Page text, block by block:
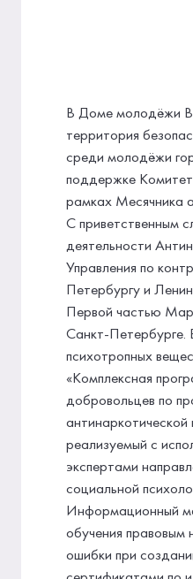
В Доме молодёжи
территория
среди молодёжи
поддержке
рамках Месячника
С приветственным
деятельности
Управления по
Петербургу и
Первой частью
Санкт-Петербурге.
психотропных
«Комплексная
добровольцев по
реализуемый с
экспертами
социальной
Информационный
обучения правовым
ошибки при